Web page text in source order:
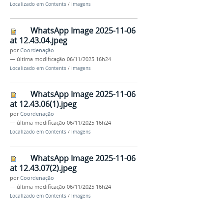
Localizado em Contents / Imagens
WhatsApp Image 2025-11-06
at 12.43.04.jpeg
porCoordenação
— última modificação 06/11/2025 16h24
Localizado em Contents / Imagens
WhatsApp Image 2025-11-06
at 12.43.06(1).jpeg
porCoordenação
— última modificação 06/11/2025 16h24
Localizado em Contents / Imagens
WhatsApp Image 2025-11-06
at 12.43.07(2).jpeg
porCoordenação
— última modificação 06/11/2025 16h24
Localizado em Contents / Imagens